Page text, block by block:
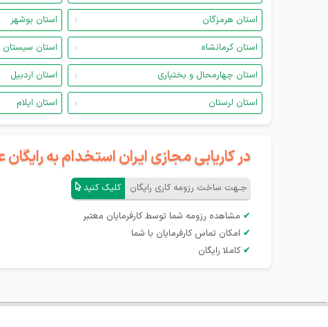
استان هرمزگان
استان بوشهر
استان کرمانشاه
استان
استان چهارمحال و بختیاری
استان اردبیل
استان لرستان
استان ایلام
در کاریابی مجازی ایران استخدام به
جـهت ساخت رزومه کاری رایگان کلیک کنید
✔ مشاهده رزومه شما توسط کارفرمایان معتبر
✔ امکان تماس کارفرمایان با شما
✔ کاملا رایگان